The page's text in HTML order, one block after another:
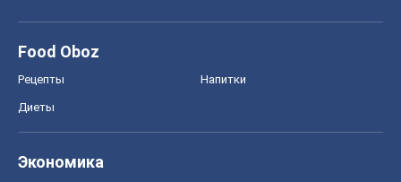
Food Oboz
Рецепты Напитки
Диеты
Экономика